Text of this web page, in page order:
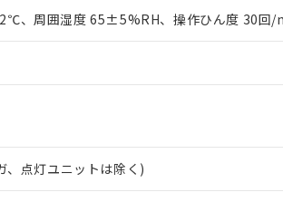
、周囲湿度 65±5%RH、操作ひん度 30回/
、点灯ユニットは除く)
準価格結果を当社の事前の承諾なく第三者に
部品リスト作成サービス）をご利用いただく
ます。
サイト上で当社にご登録された部品リストに
サービスに関するお客様との取引・商談に必
者とは、
"個人情報の共同利用に関して"
す。
などにより、予定月が前後することがありま
ンロード
ウンロードすることができます。
）の非含有証明書
限
況下において有害物質が外部に漏えいし、環
社販売部門へお問い合わせください。
先および販売に係わる関係者が違法に輸出
当社販売員にご確認ください)
種、また在庫状況の情報を公開していない機種